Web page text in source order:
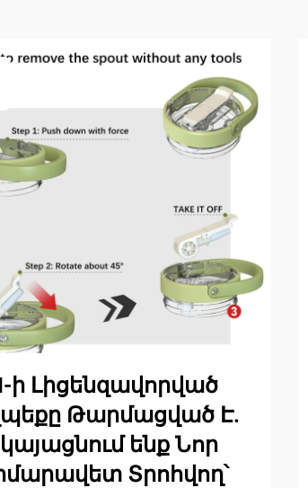
ի Լիցենզավորված
Թարմացված Է.
ենք Նոր
Տրոհվող՝